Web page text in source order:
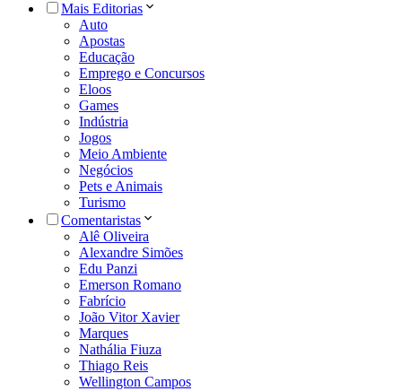
Mais Editorias
Auto
Apostas
Educação
Emprego e Concursos
Eloos
Games
Indústria
Jogos
Meio Ambiente
Negócios
Pets e Animais
Turismo
Comentaristas
Alê Oliveira
Alexandre Simões
Edu Panzi
Emerson Romano
Fabrício
João Vitor Xavier
Marques
Nathália Fiuza
Thiago Reis
Wellington Campos